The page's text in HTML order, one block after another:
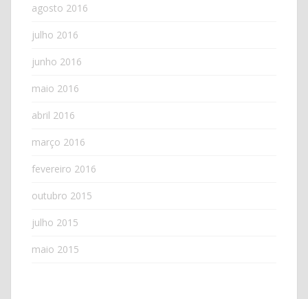
agosto 2016
julho 2016
junho 2016
maio 2016
abril 2016
março 2016
fevereiro 2016
outubro 2015
julho 2015
maio 2015